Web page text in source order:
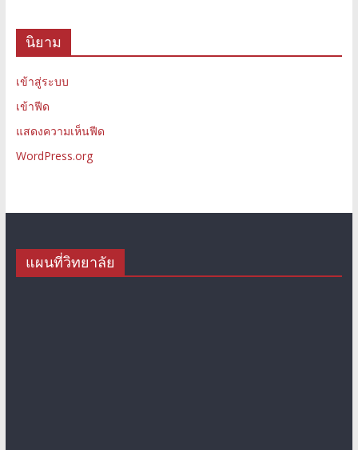
นิยาม
เข้าสู่ระบบ
เข้าฟีด
แสดงความเห็นฟีด
WordPress.org
แผนที่วิทยาลัย